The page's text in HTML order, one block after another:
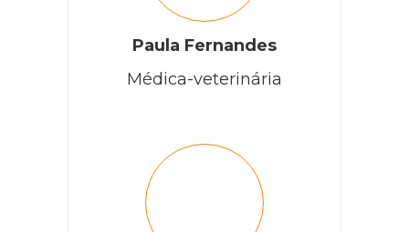
Paula Fernandes
Médica-veterinária